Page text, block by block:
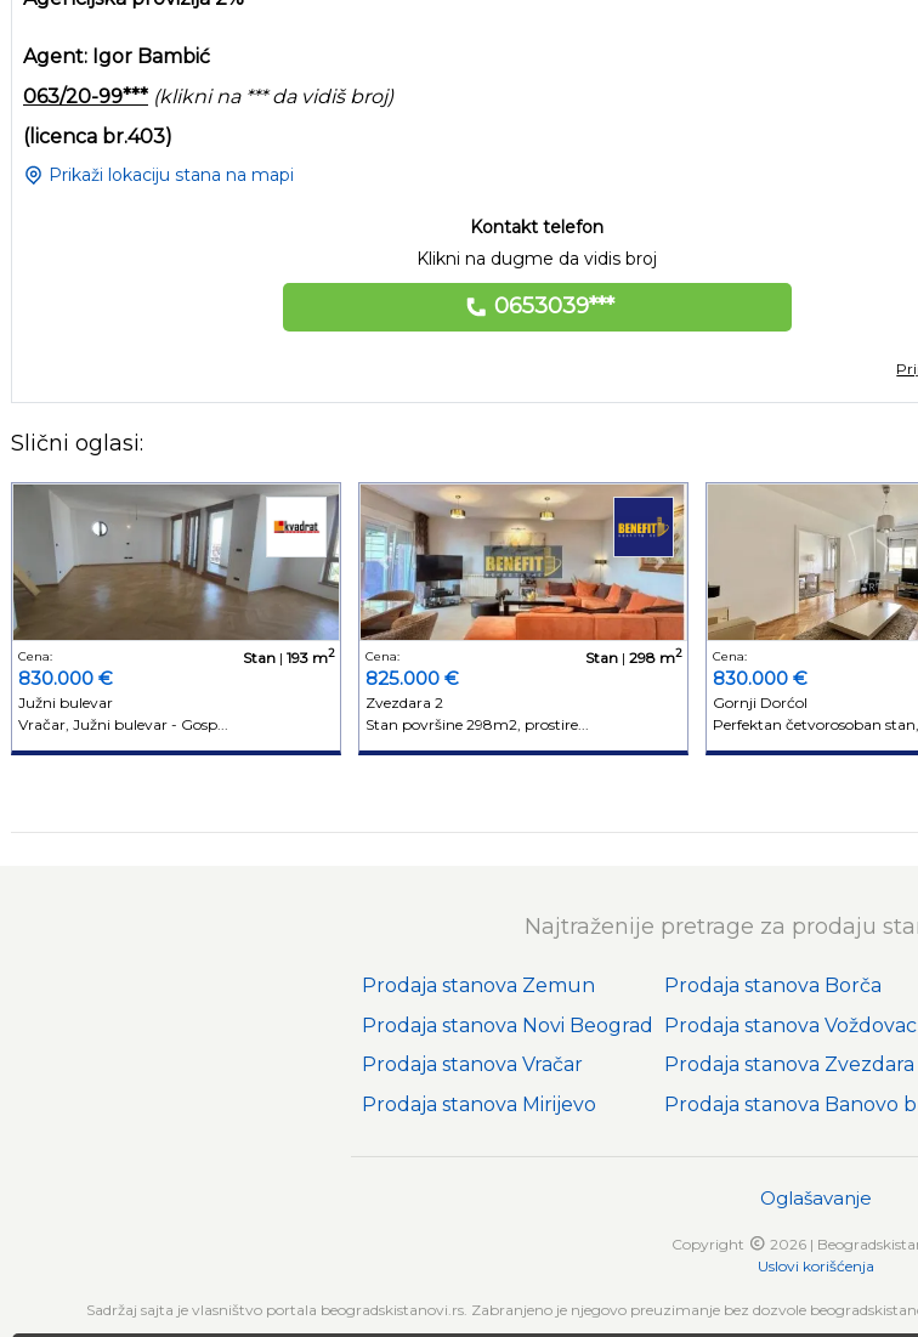
Agent: Igor Bambić
063/20-99*** (klikni na *** da vidiš broj)
(licenca br.403)
Prikaži lokaciju stana na mapi
Kontakt telefon
Klikni na dugme da vidis broj
0653039***
Slični oglasi:
Cena:
830.000 €
Stan| 193 m2
Južni bulevar
Vračar, Južni bulevar - Gosp...
Cena:
825.000 €
Stan| 298 m2
Zvezdara 2
Stan površine 298m2, prostire...
Cena:
830.000 €
Gornji Dorćol
Perfektan četvorosoban stan,
Najtraženije pretrage za prodaju
Prodaja stanova Zemun
Prodaja stanova Novi Beograd
Prodaja stanova Vračar
Prodaja stanova Mirijevo
Prodaja stanova Borča
Prodaja stanova Voždovac
Prodaja stanova Zvezdara
Prodaja stanova Banovo
Oglašavanje
Copyright
2026 |
Uslovi korišćenja
Sadržaj sajta je vlasništvo portala beogradskistanovi.rs. Zabranjeno je njegovo preuzimanje bez dozvole